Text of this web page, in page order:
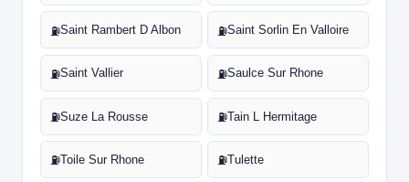
⛽Saint Rambert D Albon ⛽Saint Sorlin En Valloire
⛽Saint Vallier ⛽Saulce Sur Rhone
⛽Suze La Rousse ⛽Tain L Hermitage
⛽Toile Sur Rhone ⛽Tulette